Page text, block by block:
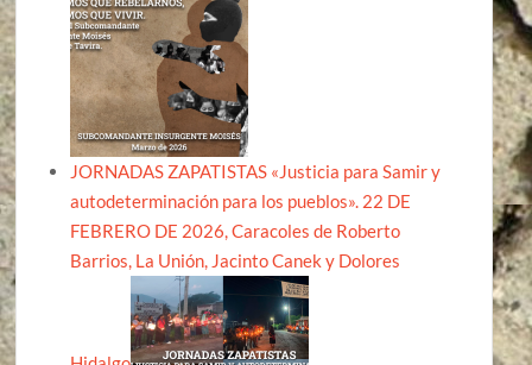
JORNADAS ZAPATISTAS «Justicia para Samir y
autodeterminación para los pueblos». 22 DE
FEBRERO DE 2026, Caracoles de Roberto
Barrios, La Unión, Jacinto Canek y Dolores